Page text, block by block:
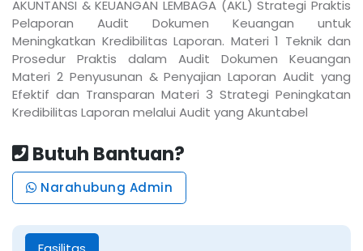
AKUNTANSI & KEUANGAN LEMBAGA (AKL) Strategi Praktis
Pelaporan Audit Dokumen Keuangan untuk
Meningkatkan Kredibilitas Laporan. Materi 1 Teknik dan
Prosedur Praktis dalam Audit Dokumen Keuangan
Materi 2 Penyusunan & Penyajian Laporan Audit yang
Efektif dan Transparan Materi 3 Strategi Peningkatan
Kredibilitas Laporan melalui Audit yang Akuntabel
Butuh Bantuan?
Narahubung Admin